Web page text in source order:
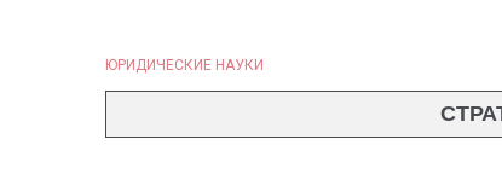
ЮРИДИЧЕСКИЕ НАУКИ